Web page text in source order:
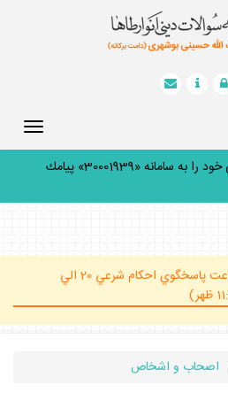
شما مي توانيد سوالات ديني خود را به سامانه «30001939» پيامك
(ساعت پاسخگوي احكام شرعي 20 الي
اصحاب و اشخاص